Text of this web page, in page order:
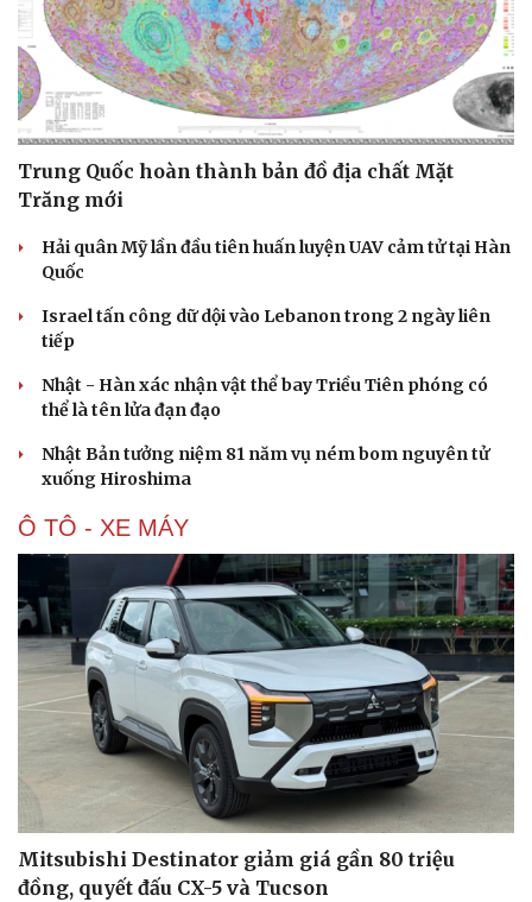
Cải chính
Trung Quốc hoàn thành bản đồ địa chất Mặt
Trăng mới
Hải quân Mỹ lần đầu tiên huấn luyện UAV cảm tử tại Hàn
Quốc
Israel tấn công dữ dội vào Lebanon trong 2 ngày liên
tiếp
Nhật - Hàn xác nhận vật thể bay Triều Tiên phóng có
thể là tên lửa đạn đạo
Nhật Bản tưởng niệm 81 năm vụ ném bom nguyên tử
xuống Hiroshima
Ô TÔ - XE MÁY
Mitsubishi Destinator giảm giá gần 80 triệu
đồng, quyết đấu CX-5 và Tucson